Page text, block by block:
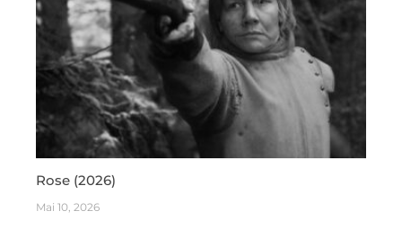
Rose (2026)
Mai 10, 2026